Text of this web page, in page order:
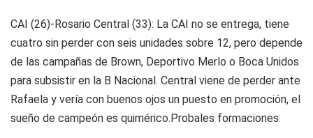
CAI (26)-Rosario Central (33): La CAI no se entrega, tiene
cuatro sin perder con seis unidades sobre 12, pero depende
de las campañas de Brown, Deportivo Merlo o Boca Unidos
para subsistir en la B Nacional. Central viene de perder ante
Rafaela y vería con buenos ojos un puesto en promoción, el
sueño de campeón es quimérico.Probales formaciones: